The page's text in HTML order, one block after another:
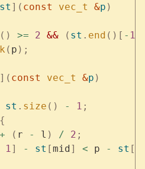
]( const vec_t &p )
() >= 2 && ( st . end ()[ - 1
( p );
]( const vec_t &p )
st . size () - 1 ;
+ ( r - l ) / 2 ;
1 ] - st [mid] < p - st [